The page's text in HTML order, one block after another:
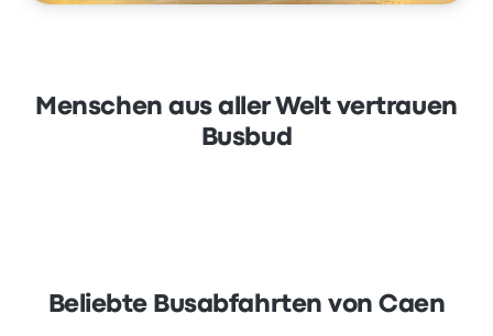
Menschen aus aller Welt vertrauen
Busbud
Beliebte Busabfahrten von Caen